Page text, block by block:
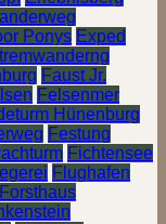
Ponys Exped
Faust Jr.
Felsenmer
Hünenburg
Festung
Fichtensee
Flughafen
Forsthaus